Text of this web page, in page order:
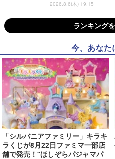
2026.8.6(木) 19:15
ランキング
今、あなた
「シルバニアファミリー」キラキ
ラくじが8月22日ファミマ一部店
舗で発売！“ほしぞらパジャマパ